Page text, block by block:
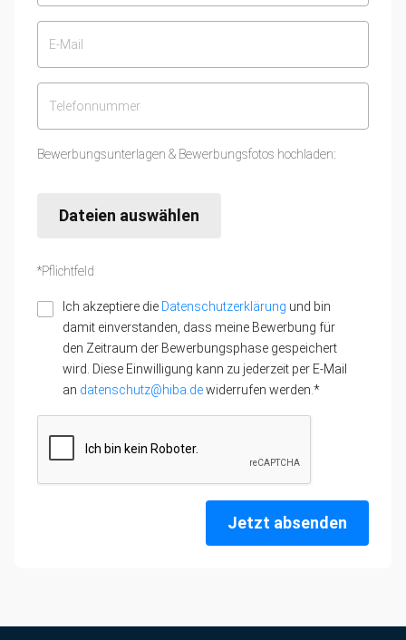
Bewerbungsunterlagen & Bewerbungsfotos hochladen:
Dateien auswählen
*Pflichtfeld
Ich akzeptiere die Datenschutzerklärung und bin
damit einverstanden, dass meine Bewerbung für
den Zeitraum der Bewerbungsphase gespeichert
wird. Diese Einwilligung kann zu jederzeit per E-Mail
an datenschutz@hiba.dewiderrufen werden.*
Jetzt absenden